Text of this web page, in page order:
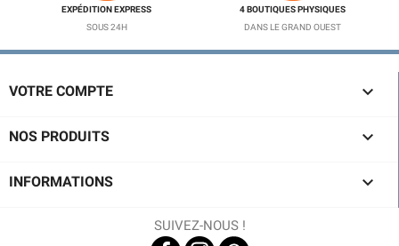
EXPÉDITION EXPRESS
SOUS 24H
4 BOUTIQUES PHYSIQUES
DANS LE GRAND OUEST
VOTRE COMPTE 
NOS PRODUITS 
INFORMATIONS 
SUIVEZ-NOUS !